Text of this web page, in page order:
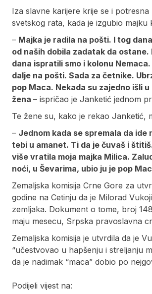
Iza slavne karijere krije se i
svetskog rata, kada je izgubio
– Majka je radila na pošti. I tog
od naših dobila zadatak da
dana ispratili smo i kolonu
dalje na pošti. Sada za četnike.
pop Maca. Nekada su zajedno išli
žena – ispričao je Janketić jednom
Te žene su, kako je rekao Janketić,
– Jednom kada se spremala da ide
tebi u amanet. Ti da je čuvaš i
više vratila moja majka Milica.
noći, u Ševarima, ubio ju je pop
Zemaljska komisija Crne Gore za
godine na Cetinju da je Milorad
zemljaka. Dokument o tome, broj
maju mesecu, Srpska pravoslavna
Zemaljska komisija je utvrdila da je
“učestvovao u hapšenju i streljanju
da je nadimak “maca” dobio po
Podijeli vijest na: